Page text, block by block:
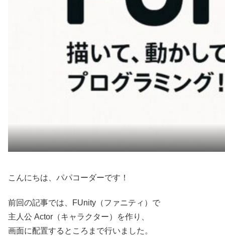
こんにちは、パパコーダーです！
前回の記事では、FUnity（ファニティ）で
主人公 Actor（キャラクター）を作り、
画面に配置するところまで行いました。